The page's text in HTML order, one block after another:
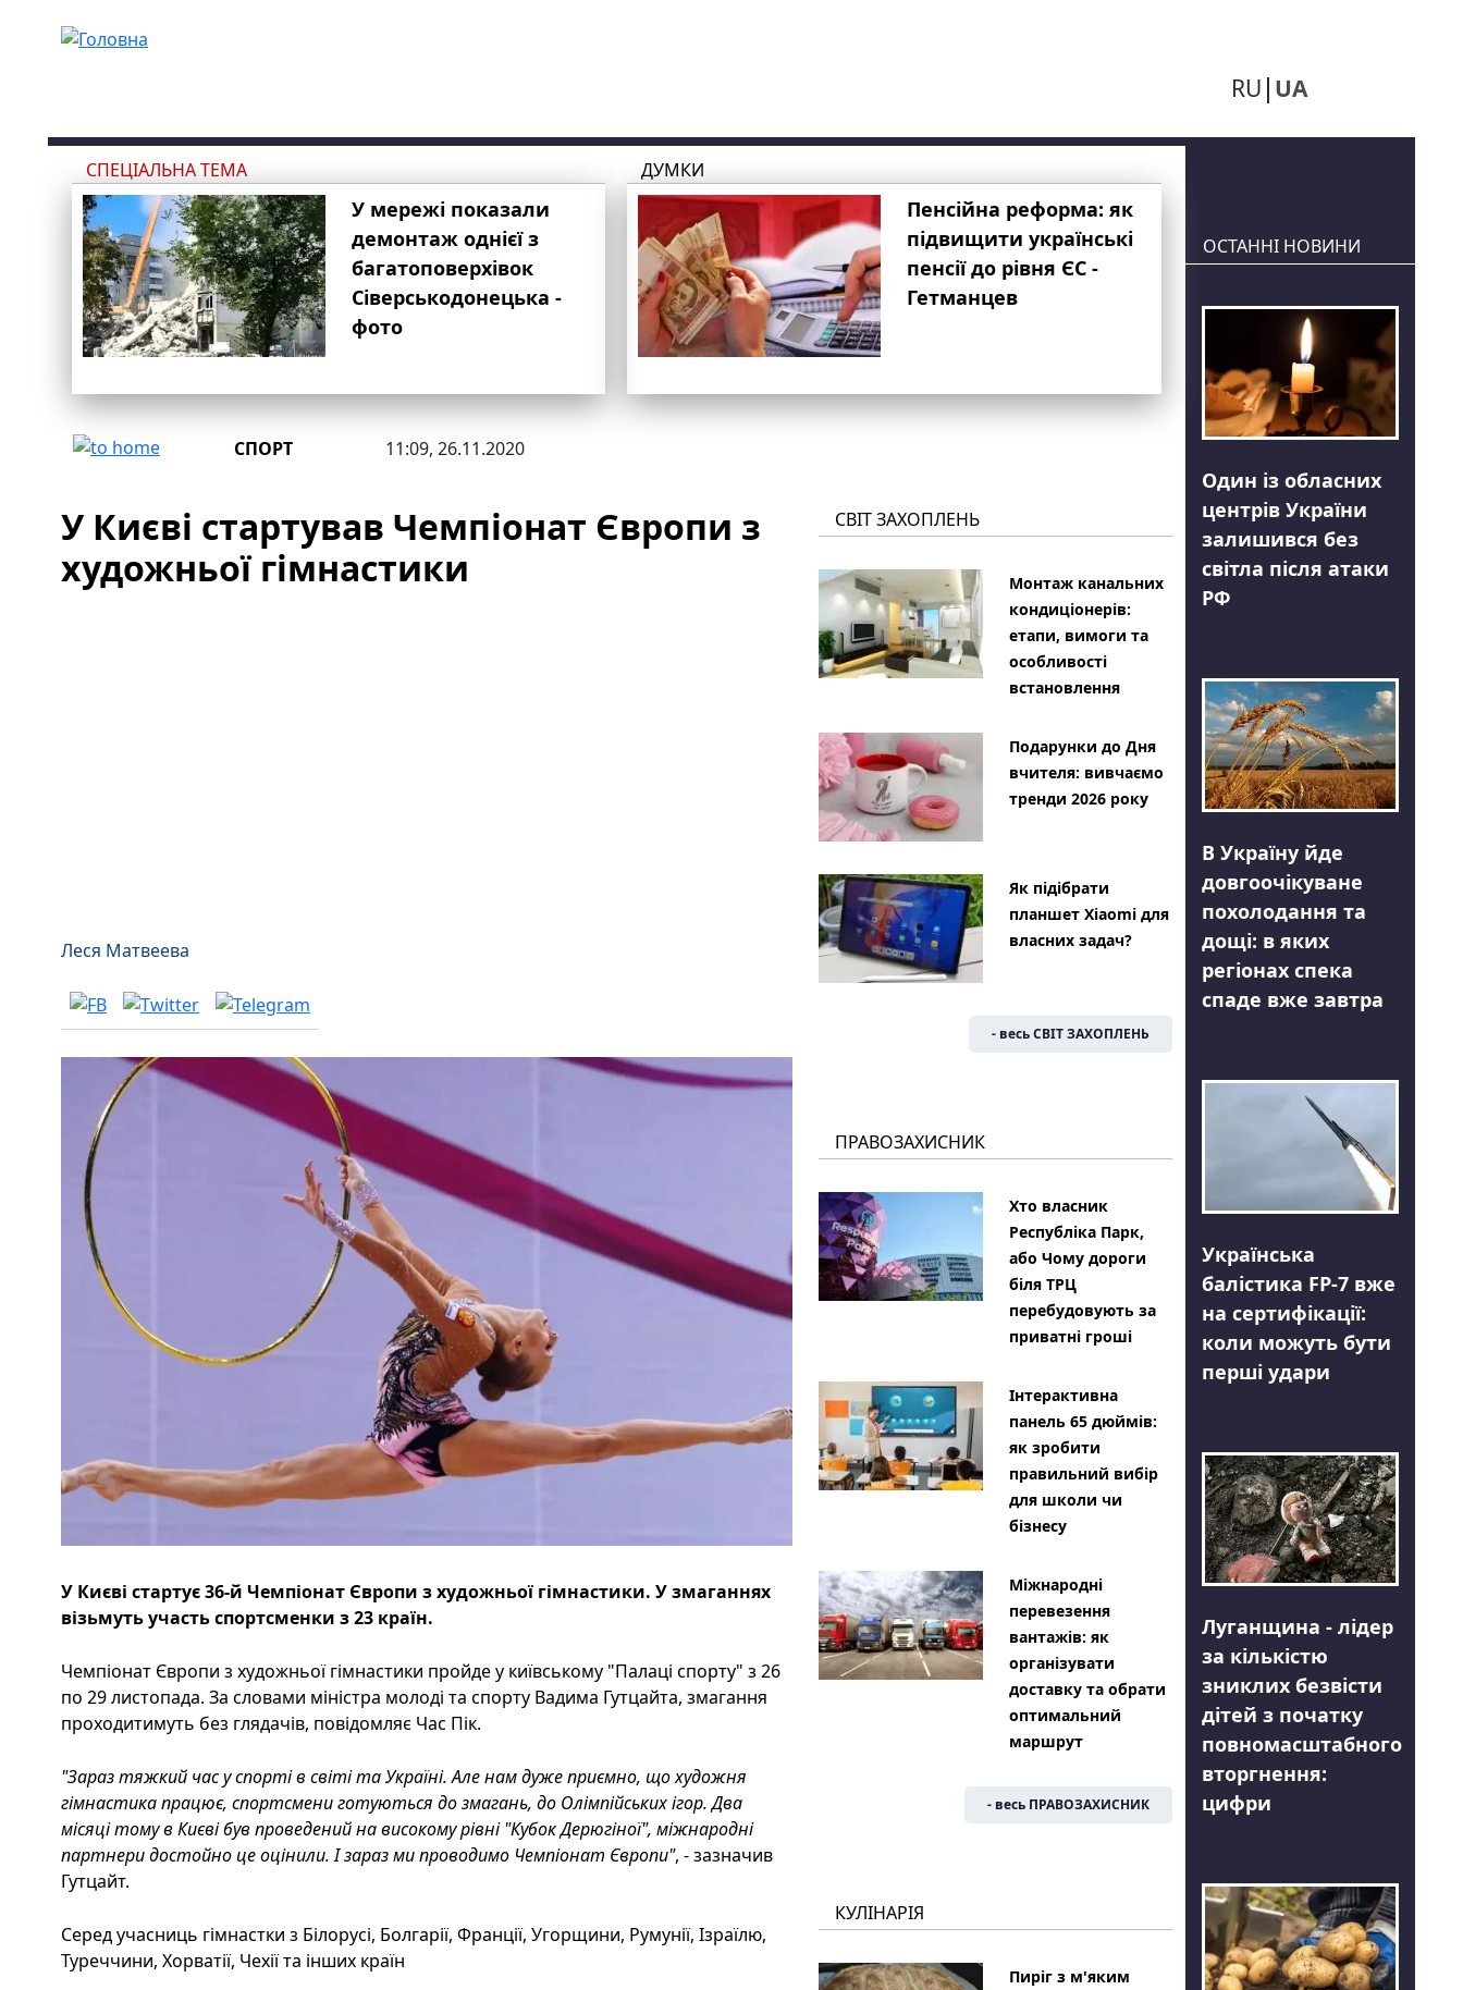
RU UA
СПЕЦІАЛЬНА ТЕМА
У мережі показали
демонтаж однієї з
багатоповерхівок
Сіверськодонецька -
фото
ДУМКИ
Пенсійна реформа: як
підвищити українські
пенсії до рівня ЄС -
Гетманцев
СПОРТ 11:09, 26.11.2020
У Києві стартував Чемпіонат Європи з
художньої гімнастики
Леся Матвеева
У Києві стартує 36-й Чемпіонат Європи з художньої гімнастики. У змаганнях
візьмуть участь спортсменки з 23 країн.
Чемпіонат Європи з художньої гімнастики пройде у київському "Палаці спорту" з 26
по 29 листопада. За словами міністра молоді та спорту Вадима Гутцайта, змагання
проходитимуть без глядачів, повідомляє Час Пік.
"Зараз тяжкий час у спорті в світі та Україні. Але нам дуже приємно, що художня
гімнастика працює, спортсмени готуються до змагань, до Олімпійських ігор. Два
місяці тому в Києві був проведений на високому рівні "Кубок Дерюгіної", міжнародні
партнери достойно це оцінили. І зараз ми проводимо Чемпіонат Європи", - зазначив
Гутцайт.
Серед учасниць гімнастки з Білорусі, Болгарії, Франції, Угорщини, Румунії, Ізраїлю,
Туреччини, Хорватії, Чехії та інших країн
СВІТ ЗАХОПЛЕНЬ
Монтаж канальних
кондиціонерів:
етапи, вимоги та
особливості
встановлення
Подарунки до Дня
вчителя: вивчаємо
тренди 2026 року
Як підібрати
планшет Xiaomi для
власних задач?
- весь СВІТ ЗАХОПЛЕНЬ
ПРАВОЗАХИСНИК
Хто власник
Республіка Парк,
або Чому дороги
біля ТРЦ
перебудовують за
приватні гроші
Інтерактивна
панель 65 дюймів:
як зробити
правильний вибір
для школи чи
бізнесу
Міжнародні
перевезення
вантажів: як
організувати
доставку та обрати
оптимальний
маршрут
- весь ПРАВОЗАХИСНИК
КУЛІНАРІЯ
Пиріг з м'яким
ОСТАННІ НОВИНИ
Один із обласних
центрів України
залишився без
світла після атаки
РФ
В Україну йде
довгоочікуване
похолодання та
дощі: в яких
регіонах спека
спаде вже завтра
Українська
балістика FP-7 вже
на сертифікації:
коли можуть бути
перші удари
Луганщина - лідер
за кількістю
зниклих безвісти
дітей з початку
повномасштабного
вторгнення:
цифри